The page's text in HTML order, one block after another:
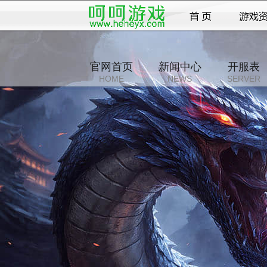
官网首页
HOME
新闻中心
NEWS
开服表
SERVER